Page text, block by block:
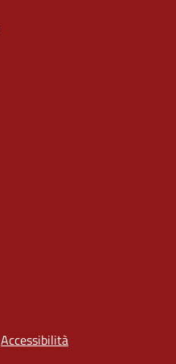
Accessibilità